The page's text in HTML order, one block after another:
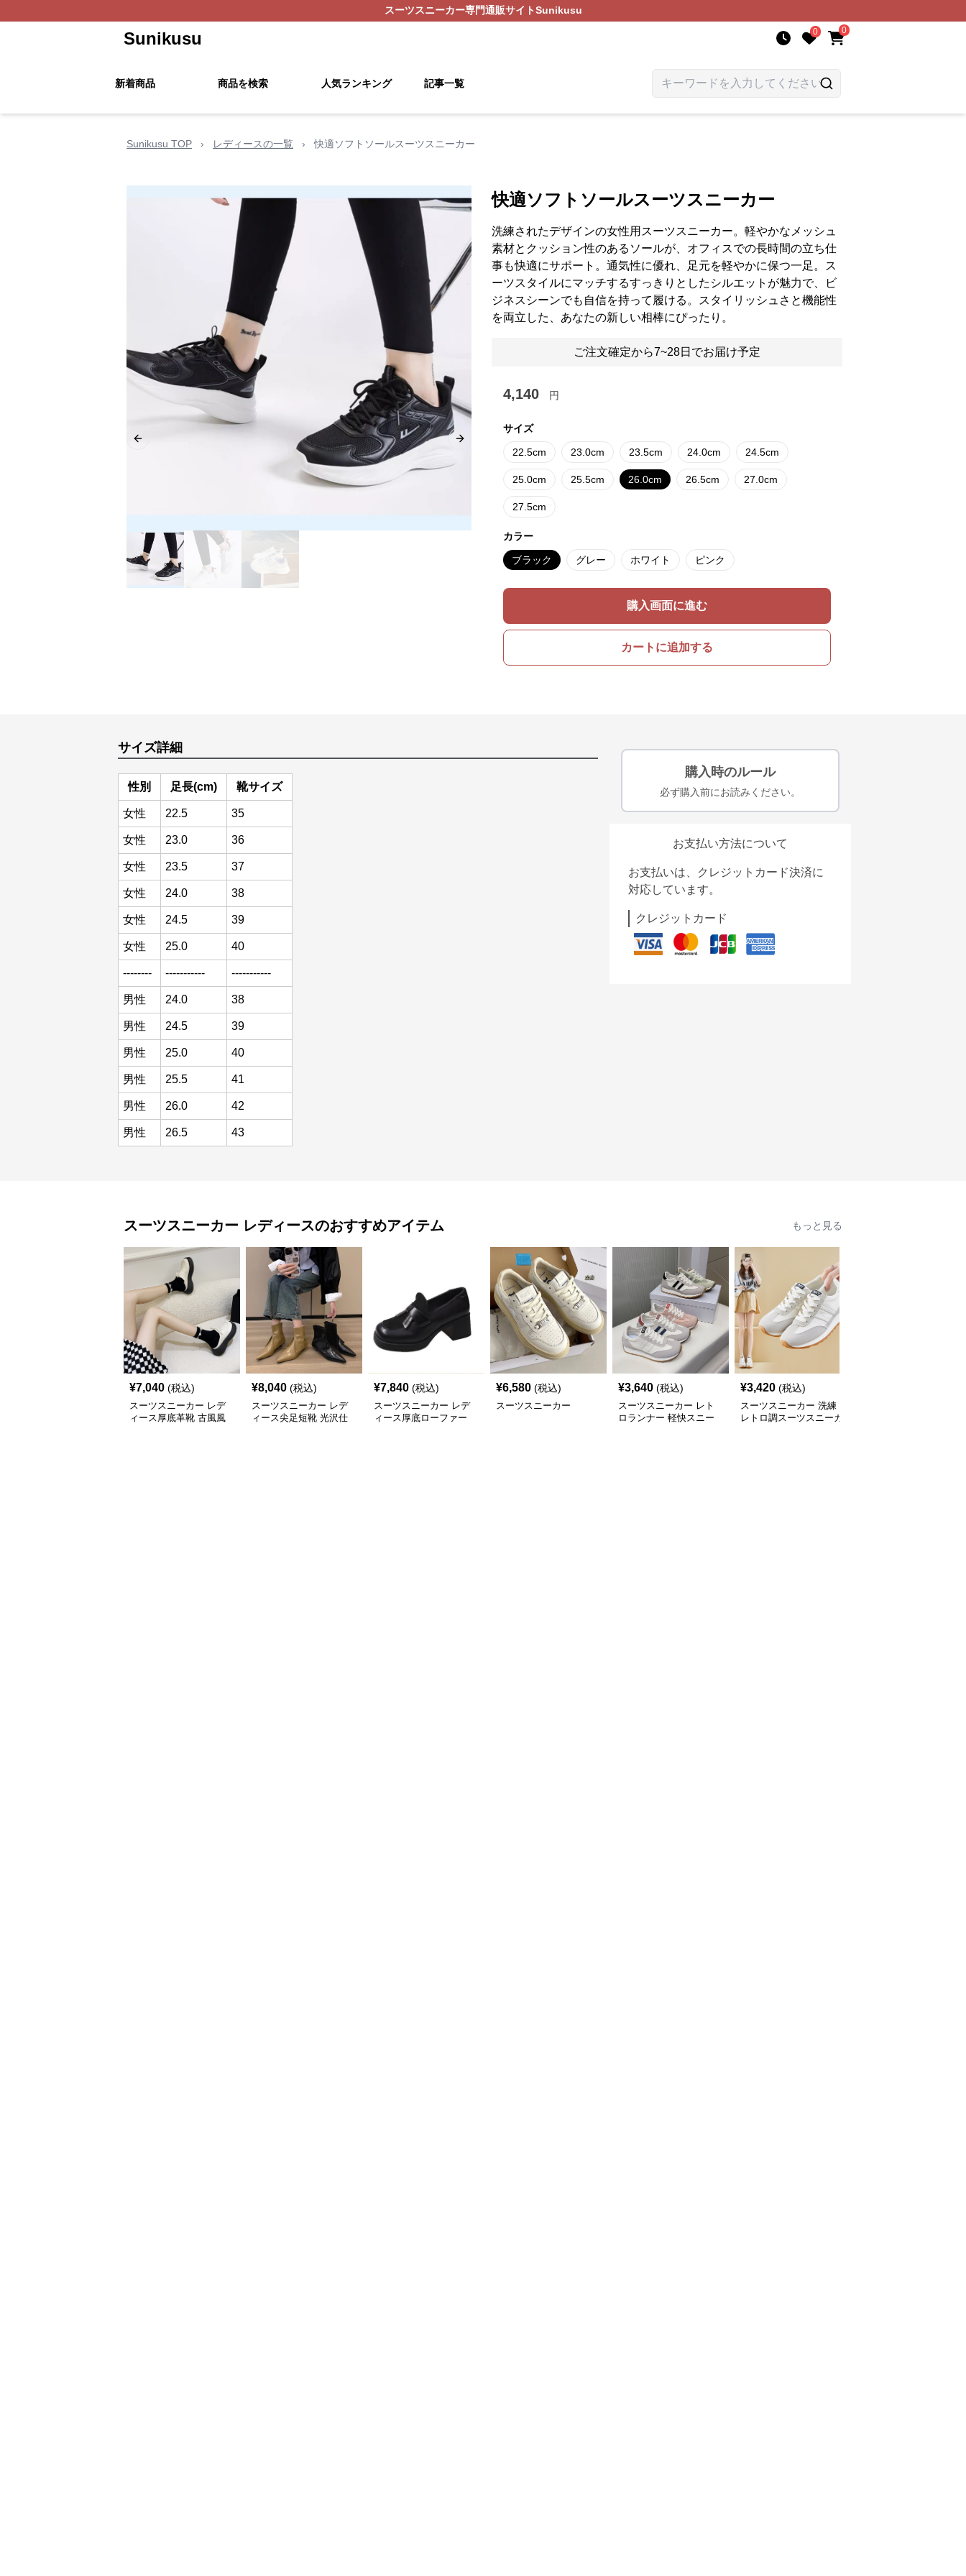
スーツスニーカー専門通販サイトSunikusu
Sunikusu 0 0
新着商品 商品を検索 人気ランキング 記事一覧
Sunikusu TOP › レディースの一覧 › 快適ソフトソールスーツスニーカー
Previous slide Next slide
快適ソフトソールスーツスニーカー
洗練されたデザインの女性用スーツスニーカー。軽やかなメッシュ
素材とクッション性のあるソールが、オフィスでの長時間の立ち仕
事も快適にサポート。通気性に優れ、足元を軽やかに保つ一足。ス
ーツスタイルにマッチするすっきりとしたシルエットが魅力で、ビ
ジネスシーンでも自信を持って履ける。スタイリッシュさと機能性
を両立した、あなたの新しい相棒にぴったり。
ご注文確定から7~28日でお届け予定
4,140 円
サイズ
22.5cm 23.0cm 23.5cm 24.0cm 24.5cm
25.0cm 25.5cm 26.0cm 26.5cm 27.0cm
27.5cm
カラー
ブラック グレー ホワイト ピンク
購入画面に進む
カートに追加する
サイズ詳細
性別 足長(cm) 靴サイズ
女性 22.5 35
女性 23.0 36
女性 23.5 37
女性 24.0 38
女性 24.5 39
女性 25.0 40
-------- ----------- -----------
男性 24.0 38
男性 24.5 39
男性 25.0 40
男性 25.5 41
男性 26.0 42
男性 26.5 43
購入時のルール
必ず購入前にお読みください。
お支払い方法について
お支払いは、クレジットカード決済に
対応しています。
クレジットカード
スーツスニーカー レディースのおすすめアイテム もっと見る
¥7,040 (税込)
スーツスニーカー レデ
ィース厚底革靴 古風風
¥8,040 (税込)
スーツスニーカー レデ
ィース尖足短靴 光沢仕
¥7,840 (税込)
スーツスニーカー レデ
ィース厚底ローファー
¥6,580 (税込)
スーツスニーカー
¥3,640 (税込)
スーツスニーカー レト
ロランナー 軽快スニー
¥3,420 (税込)
スーツスニーカー 洗練
レトロ調スーツスニーカ